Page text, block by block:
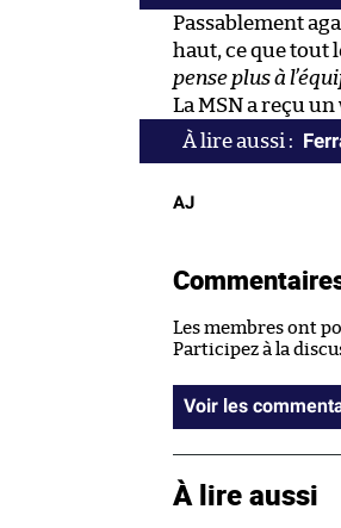
Passablement
haut, ce que tout
pense plus à
La MSN a reçu un
AJ
Les membres ont
Participez à la
Voir les
À lire aussi